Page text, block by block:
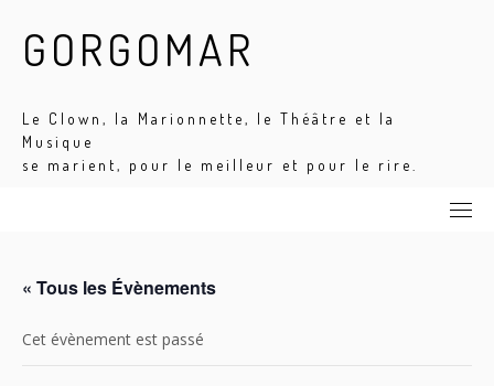
content
GORGOMAR
Le Clown, la Marionnette, le Théâtre et la
Musique
se marient, pour le meilleur et pour le rire.
« Tous les Évènements
Cet évènement est passé